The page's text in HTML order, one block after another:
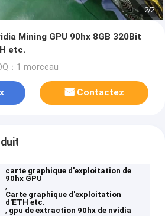
2/2
Mining GPU 90hx 8GB 320Bit
etc.
：1 morceau
Contactez
carte graphique d'exploitation de
90hx GPU
,
Carte graphique d'exploitation
d'ETH etc.
, gpu de extraction 90hx de nvidia